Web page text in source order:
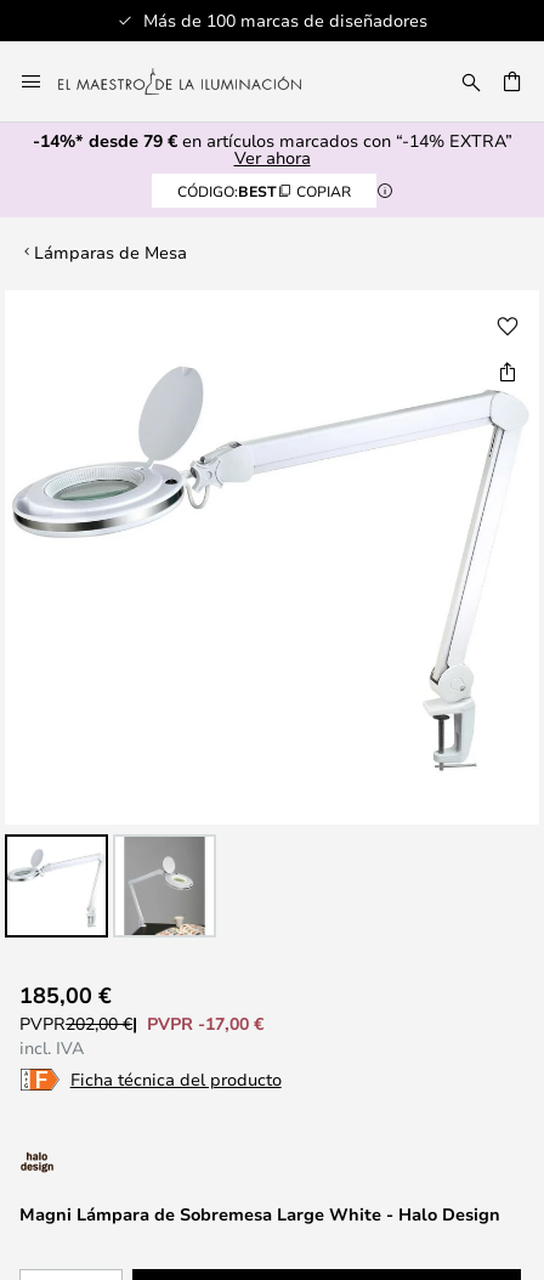
Más de 100 marcas de diseñadores
al
contenido
-14%* desde 79 €en artículos marcados con “-14% EXTRA”
Ver ahora
CÓDIGO:BEST COPIAR
Lámparas de Mesa
de
imágenes
comienzo
de
Magni Lámpara de Sobremesa Large White - Halo Design
185,00 €
PVPR202,00 €
PVPR -17,00 €
incl. IVA
Ficha técnica del producto